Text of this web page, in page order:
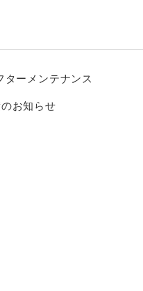
ターメンテナンス
お知らせ